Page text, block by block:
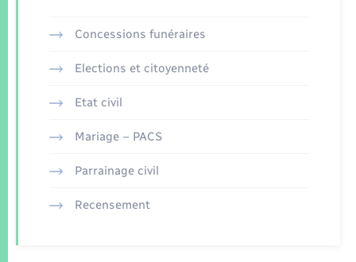
Concessions funéraires
Elections et citoyenneté
Etat civil
Mariage – PACS
Parrainage civil
Recensement